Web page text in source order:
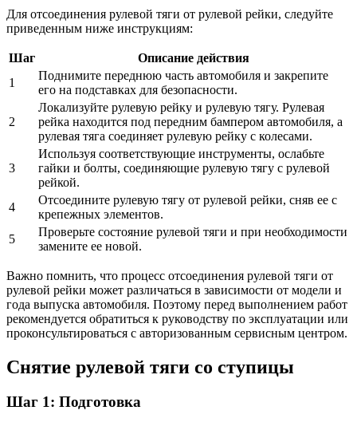
Для отсоединения рулевой тяги от рулевой рейки, следуйте
приведенным ниже инструкциям:
Шаг
Описание действия
1
Поднимите переднюю часть автомобиля и закрепите
его на подставках для безопасности.
2
Локализуйте рулевую рейку и рулевую тягу. Рулевая
рейка находится под передним бампером автомобиля, а
рулевая тяга соединяет рулевую рейку с колесами.
3
Используя соответствующие инструменты, ослабьте
гайки и болты, соединяющие рулевую тягу с рулевой
рейкой.
4
Отсоедините рулевую тягу от рулевой рейки, сняв ее с
крепежных элементов.
5
Проверьте состояние рулевой тяги и при необходимости
замените ее новой.
Важно помнить, что процесс отсоединения рулевой тяги от
рулевой рейки может различаться в зависимости от модели и
года выпуска автомобиля. Поэтому перед выполнением работ
рекомендуется обратиться к руководству по эксплуатации или
проконсультироваться с авторизованным сервисным центром.
Снятие рулевой тяги со ступицы
Шаг 1: Подготовка